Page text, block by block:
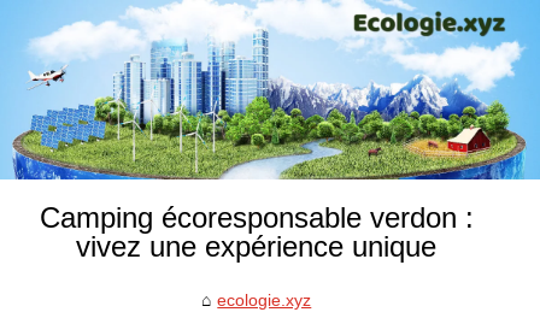
Camping écoresponsable verdon :
vivez une expérience unique
ecologie.xyz